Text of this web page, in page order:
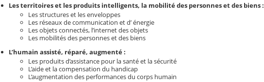
Les territoires et les produits intelligents, la mobilité des personnes et des biens :
Les structures et les enveloppes
Les réseaux de communication et d’ énergie
Les objets connectés, l’internet des objets
Les mobilités des personnes et des biens
L’humain assisté, réparé, augmenté :
Les produits d’assistance pour la santé et la sécurité
L’aide et la compensation du handicap
L’augmentation des performances du corps humain